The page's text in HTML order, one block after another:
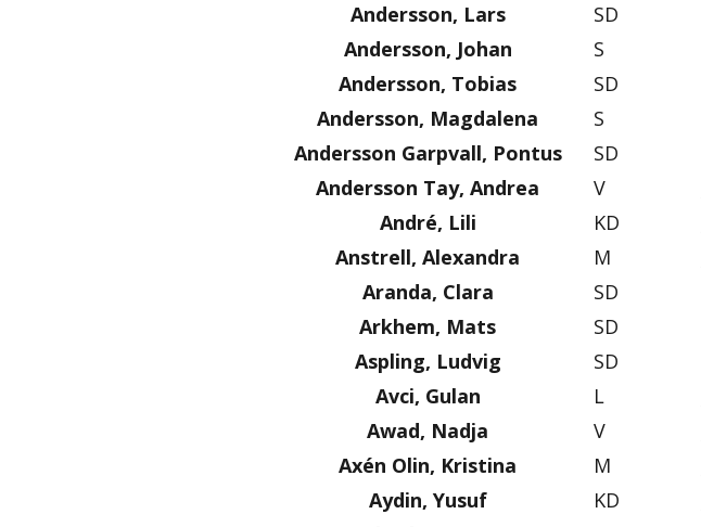
Andersson, Lars
SD
Andersson, Johan
S
Andersson, Tobias
SD
Andersson, Magdalena
S
Andersson Garpvall, Pontus
SD
Andersson Tay, Andrea
V
André, Lili
KD
Anstrell, Alexandra
M
Aranda, Clara
SD
Arkhem, Mats
SD
Aspling, Ludvig
SD
Avci, Gulan
L
Awad, Nadja
V
Axén Olin, Kristina
M
Aydin, Yusuf
KD